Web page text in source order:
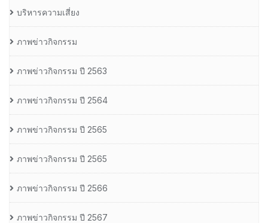
บริหารความเสี่ยง
ภาพข่าวกิจกรรม
ภาพข่าวกิจกรรม ปี 2563
ภาพข่าวกิจกรรม ปี 2564
ภาพข่าวกิจกรรม ปี 2565
ภาพข่าวกิจกรรม ปี 2565
ภาพข่าวกิจกรรม ปี 2566
ภาพข่าวกิจกรรม ปี 2567